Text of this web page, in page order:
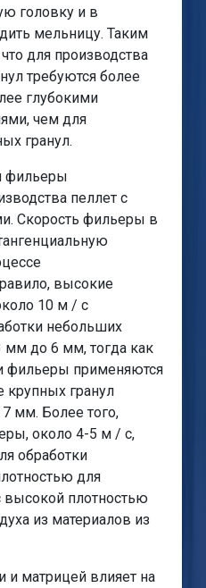
головку и в
мельницу. Таким
для производства
требуются более
глубокими
чем для
гранул.
фильеры
пеллет с
Скорость фильеры в
высокие
10 м / с
небольших
мм до 6 мм, тогда как
фильеры применяются
гранул
мм. Более того,
около 4-5 м / с,
обработки
для
высокой плотностью
из материалов из
матрицей влияет на